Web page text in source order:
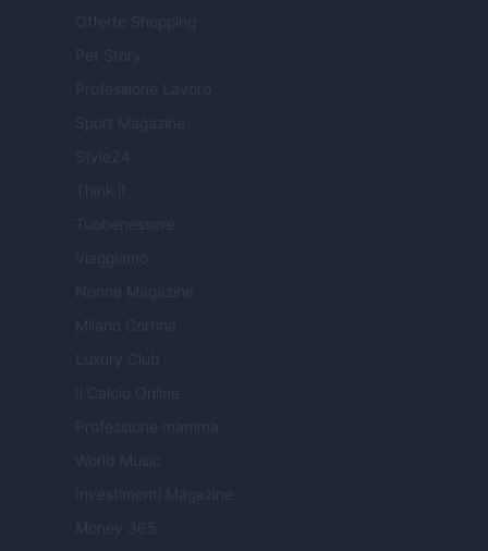
Offerte Shopping
Pet Story
Professione Lavoro
Sport Magazine
Style24
Tuobenessere
Viaggiamo
Nonne Magazine
Milano Cortina
Luxury Club
Il Calcio Online
Professione mamma
World Music
Investimenti Magazine
Money 365